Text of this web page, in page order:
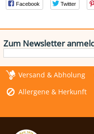
Facebook Twitter
Zum Newsletter
Versand & Abholung
Allergene & Herkunft